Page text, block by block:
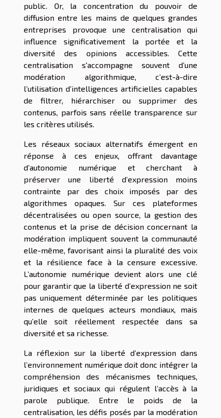
public. Or, la concentration du pouvoir de
diffusion entre les mains de quelques grandes
entreprises provoque une centralisation qui
influence significativement la portée et la
diversité des opinions accessibles. Cette
centralisation s'accompagne souvent d’une
modération algorithmique, c’est-à-dire
l’utilisation d’intelligences artificielles capables
de filtrer, hiérarchiser ou supprimer des
contenus, parfois sans réelle transparence sur
les critères utilisés.
Les réseaux sociaux alternatifs émergent en
réponse à ces enjeux, offrant davantage
d’autonomie numérique et cherchant à
préserver une liberté d’expression moins
contrainte par des choix imposés par des
algorithmes opaques. Sur ces plateformes
décentralisées ou open source, la gestion des
contenus et la prise de décision concernant la
modération impliquent souvent la communauté
elle-même, favorisant ainsi la pluralité des voix
et la résilience face à la censure excessive.
L’autonomie numérique devient alors une clé
pour garantir que la liberté d’expression ne soit
pas uniquement déterminée par les politiques
internes de quelques acteurs mondiaux, mais
qu’elle soit réellement respectée dans sa
diversité et sa richesse.
La réflexion sur la liberté d’expression dans
l’environnement numérique doit donc intégrer la
compréhension des mécanismes techniques,
juridiques et sociaux qui régulent l’accès à la
parole publique. Entre le poids de la
centralisation, les défis posés par la modération